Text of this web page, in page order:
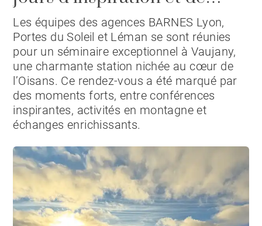
cohésion à Vaujany
Les équipes des agences BARNES Lyon,
Portes du Soleil et Léman se sont réunies
pour un séminaire exceptionnel à Vaujany,
une charmante station nichée au cœur de
l’Oisans. Ce rendez-vous a été marqué par
des moments forts, entre conférences
inspirantes, activités en montagne et
échanges enrichissants.